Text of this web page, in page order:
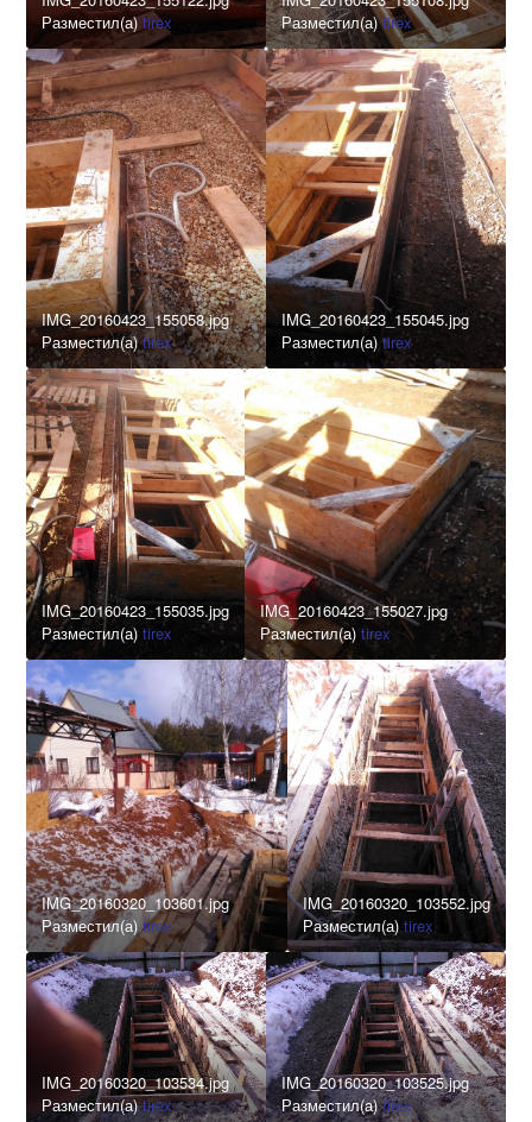
Разместил(а)tirex
Разместил(а)tirex
IMG_20160423_155058.jpg
Разместил(а)tirex
IMG_20160423_155045.jpg
Разместил(а) tirex
IMG_20160423_155035.jpg
Разместил(а) tirex
IMG_20160423_155027.jpg
Разместил(а) tirex
IMG_20160320_103601.jpg
Разместил(а)tirex
IMG_20160320_103552.jpg
Разместил(а) tirex
IMG_20160320_103534.jpg
Разместил(а)tirex
IMG_20160320_103525.jpg
Разместил(а)tirex